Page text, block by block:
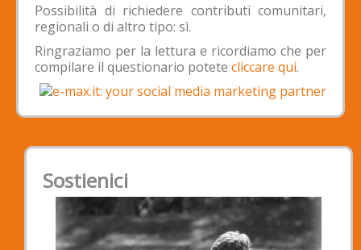
Possibilità di richiedere contributi comunitari,
regionali o di altro tipo: sì.
Ringraziamo per la lettura e ricordiamo che per
compilare il questionario potete cliccare qui.
Sostienici